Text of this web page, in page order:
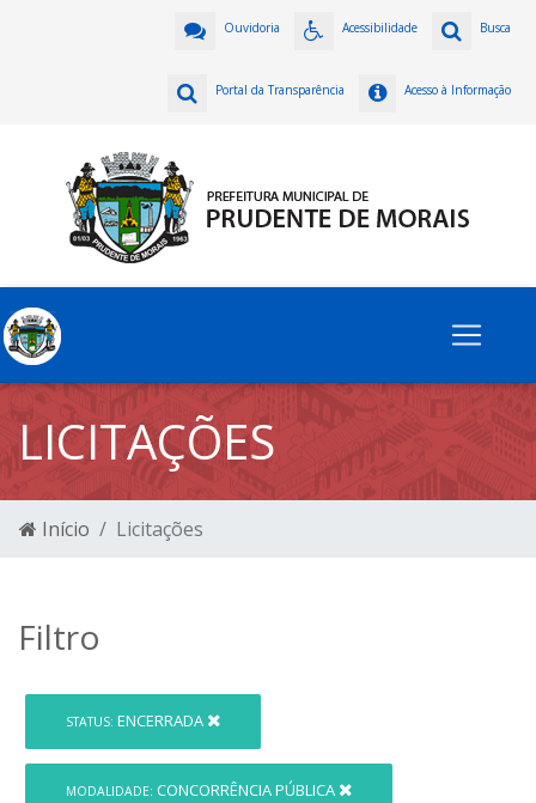
Busca
Acessibilidade
Ouvidoria
Acesso à Informação
Portal da Transparência
LICITAÇÕES
Início Licitações
Filtro
STATUS: ENCERRADA
MODALIDADE: CONCORRÊNCIA PÚBLICA